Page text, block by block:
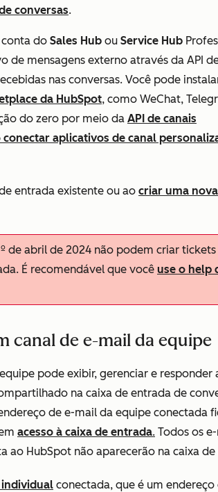
conversas.
do Sales Hub ou Service Hub
de mensagens externo através da API
nas conversas. Você pode
da HubSpot, como WeChat,
do zero por meio da API de canais
conectar aplicativos de canal
entrada existente ou ao criar uma
de abril de 2024 não podem criar
É recomendável que você use o help
canal de e-mail da equipe
pode exibir, gerenciar e responder
na caixa de entrada de
de e-mail da equipe conectada
acesso à caixa de entrada. Todos os
ao HubSpot não aparecerão na caixa
conectada, que é um